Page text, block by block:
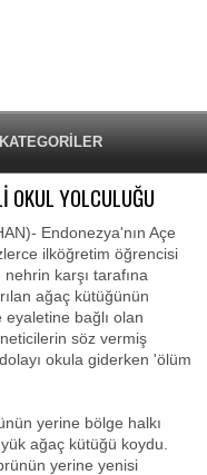
KATEGORİLER
OKUL YOLCULUĞU
Endonezya'nın Açe
ilköğretim öğrencisi
karşı tarafına
ağaç kütüğünün
bağlı olan
söz vermiş
okula giderken 'ölüm
yerine bölge halkı
ağaç kütüğü koydu.
yerine yenisi